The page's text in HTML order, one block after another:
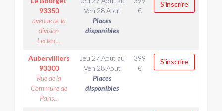
93350
avenue de la
division
Leclerc...
Ven 28 Aout
Places
disponibles
€
S'inscrire
Aubervilliers
93300
Rue de la
Commune de
Paris...
Jeu 27 Aout au
Ven 28 Aout
Places
disponibles
399
€
S'inscrire